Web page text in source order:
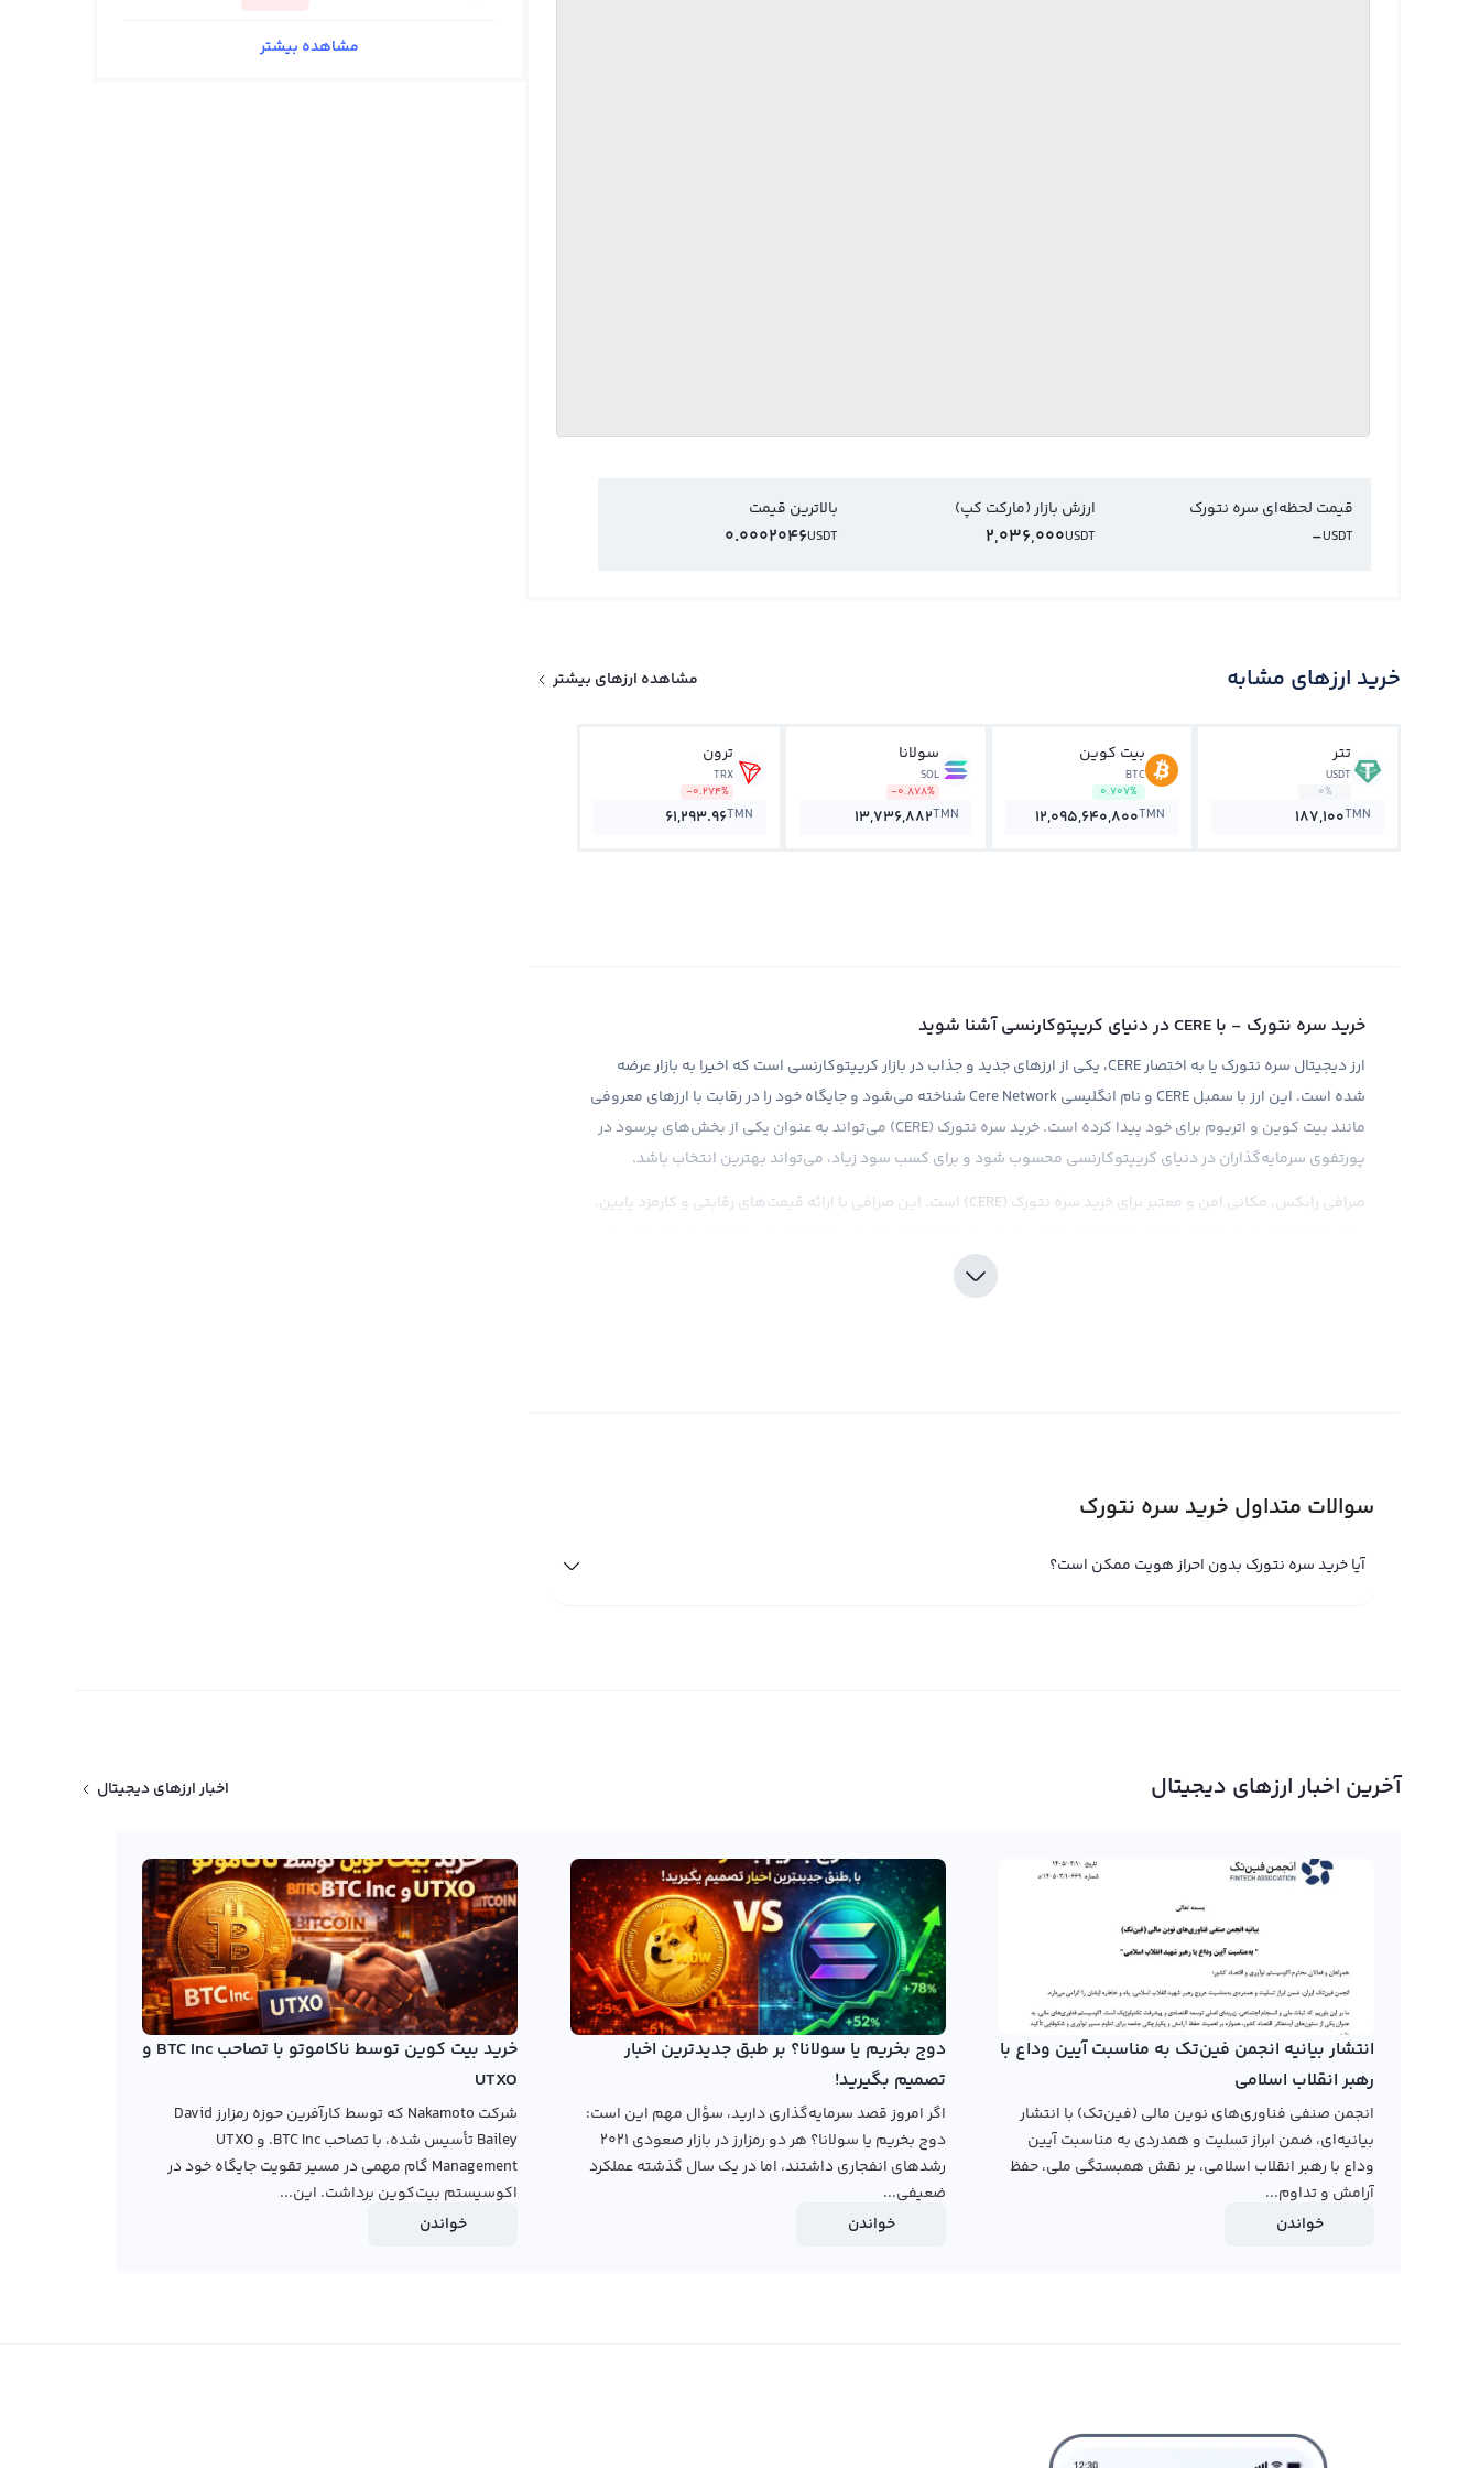
قیمت لحظه‌ای سره نتورک
USDT
-
ارزش بازار (مارکت کپ)
USDT
2,036,000
بالاترین قیمت
USDT
0.0002046
خرید ارزهای مشابه مشاهده ارزهای بیشتر
تتر
USDT
0%
187,100TMN
بیت کوین
BTC
0.707%
12,095,640,800TMN
سولانا
SOL
-0.878%
13,736,882TMN
ترون
TRX
-0.274%
61,293.96TMN
خرید سره نتورک - با CERE در دنیای کریپتوکارنسی آشنا شوید
ارز دیجیتال سره نتورک یا به اختصار CERE، یکی از ارزهای جدید و جذاب در بازار کریپتوکارنسی است که اخیرا به بازار عرضه
شده است. این ارز با سمبل CERE و نام انگلیسی Cere Network شناخته می‌شود و جایگاه خود را در رقابت با ارزهای معروفی
مانند بیت کوین و اتریوم برای خود پیدا کرده است. خرید سره نتورک (CERE) می‌تواند به عنوان یکی از بخش‌های پرسود در
پورتفوی سرمایه‌گذاران در دنیای کریپتوکارنسی محسوب شود و برای کسب سود زیاد، می‌تواند بهترین انتخاب باشد.
صرافی رابکس، مکانی امن و معتبر برای خرید سره نتورک (CERE) است. این صرافی با ارائه قیمت‌های رقابتی و کارمزد پایین،
اختیار کاربران قرار می‌گیرد تا بتوانند با اطمینان بهترین تصمیم‌گیری را برای سرمایه‌گذاری خود در سره نتورک داشته باشند.
همچنین، برای جلوگیری از مشکلات قانونی، حتما باید تحقیقات دقیقی درباره ارز دیجیتال CERE در بازار داشته باشید.
مراجعه به صرافی رابکس می‌توانید با بهترین قیمت بازار سره نتورک خود را به فروش برسانید و در عوض آن را به تومان به
ارزهای دیجیتال است زیرا این ارز شهرت و حضور قوی در حوزه بازاریابی دیجیتال دارد و برخلاف ارزهای دیگر، لزومی برای جلب
بازار اولیه ندارد.
برای خرید و فروش CERE، می توانید از صرافی ارز دیجیتال رالبکس استفاده کنید. در این صرافی، شما می توانید با استفاده
از پلتفرم تبدیل سریع، به راحتی CERE خود را به دیگر ارزهای دیجیتال تبدیل کنید یا با استفاده از پنل معامله حرفه‌ای، با دیگر
کاربران به صورت مستقیم خرید و فروش CERE را انجام دهید. در نهایت، برای موفقیت در خرید و فروش CERE، بهتر است با
قیمت و زمان مناسب وارد معامله شوید تا سود بالاتری را به دست آورید.
رابکس از خرید و فروش بیش از ۱۰۰۰ ارز دیجیتال پشتیبانی می‌کند. برای مشاهده قیمت رمز ارز سره نتورک، به صفحه
بروید.
سوالات متداول خرید سره نتورک
آیا خرید سره نتورک بدون احراز هویت ممکن است؟
آخرین اخبار ارزهای دیجیتال اخبار ارزهای دیجیتال
انتشار بیانیه انجمن فین‌تک به مناسبت آیین وداع با
رهبر انقلاب اسلامی
انجمن صنفی فناوری‌های نوین مالی (فین‌تک) با انتشار
بیانیه‌ای، ضمن ابراز تسلیت و همدردی به مناسبت آیین
وداع با رهبر انقلاب اسلامی، بر نقش همبستگی ملی، حفظ
آرامش و تداوم...
خواندن
دوج بخریم یا سولانا؟ بر طبق جدیدترین اخبار
تصمیم بگیرید!
اگر امروز قصد سرمایه‌گذاری دارید، سؤال مهم این است:
دوج بخریم یا سولانا؟ هر دو رمزارز در بازار صعودی ۲۰۲۱
رشدهای انفجاری داشتند، اما در یک سال گذشته عملکرد
ضعیفی...
خواندن
خرید بیت کوین توسط ناکاموتو با تصاحب BTC Inc و
UTXO
شرکت Nakamoto که توسط کارآفرین حوزه رمزارز David
Bailey تأسیس شده، با تصاحب BTC Inc. و UTXO
Management گام مهمی در مسیر تقویت جایگاه خود در
اکوسیستم بیت‌کوین برداشت. این...
خواندن
مشاهده بیشتر